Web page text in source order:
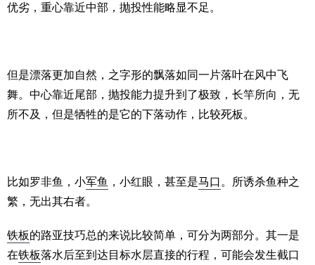
优劣，重心靠近中部，抛投性能略显不足。
但是漂落更加自然，之字形的飘落如同一片落叶在风中飞
舞。中心靠近尾部，抛投能力提升到了极致，长竿所向，无
所不及，但是牺牲的是它的下落动作，比较死板。
比如罗非鱼，小军鱼 ，小红眼，甚至是马口 。所诱杀鱼种之
繁，无出其右者。
铁板的路亚技巧总的来说比较简单，可分为两部分。其一是
在铁板落水后至到达目标水层直接的行程，可能会发生截口